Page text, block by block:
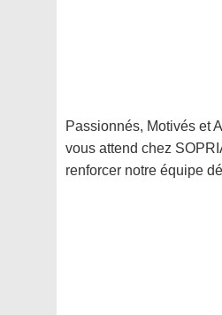
Passionnés, Motivés et
vous attend chez
renforcer notre équipe